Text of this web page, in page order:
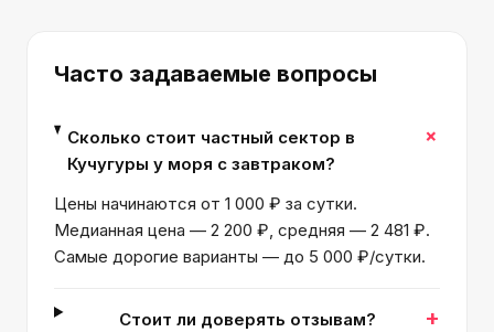
Часто задаваемые вопросы
Сколько стоит частный сектор в
Кучугуры у моря с завтраком?
+
Цены начинаются от 1 000 ₽ за сутки.
Медианная цена — 2 200 ₽, средняя — 2 481 ₽.
Самые дорогие варианты — до 5 000 ₽/сутки.
Стоит ли доверять отзывам? +